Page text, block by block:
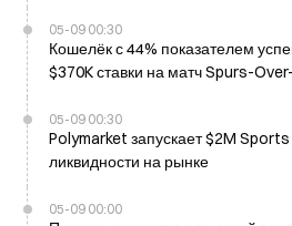
05-09 00:30
Кошелёк с 44% показателем
$370K ставки на матч Spurs-Over-Timberwolves на
05-09 00:30
Polymarket запускает $2M
ликвидности на рынке
05-09 00:00